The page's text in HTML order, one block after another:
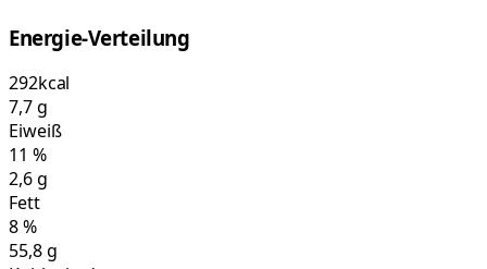
Energie-Verteilung
292kcal
7,7g
Eiweiß
11 %
2,6g
Fett
8%
55,8g